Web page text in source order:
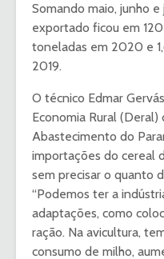
Somando maio, junho
exportado ficou em
toneladas em 2020 e
2019.
O técnico Edmar
Economia Rural
Abastecimento do
importações do cereal
sem precisar o quanto
“Podemos ter a
adaptações, como
ração. Na avicultura,
consumo de milho,